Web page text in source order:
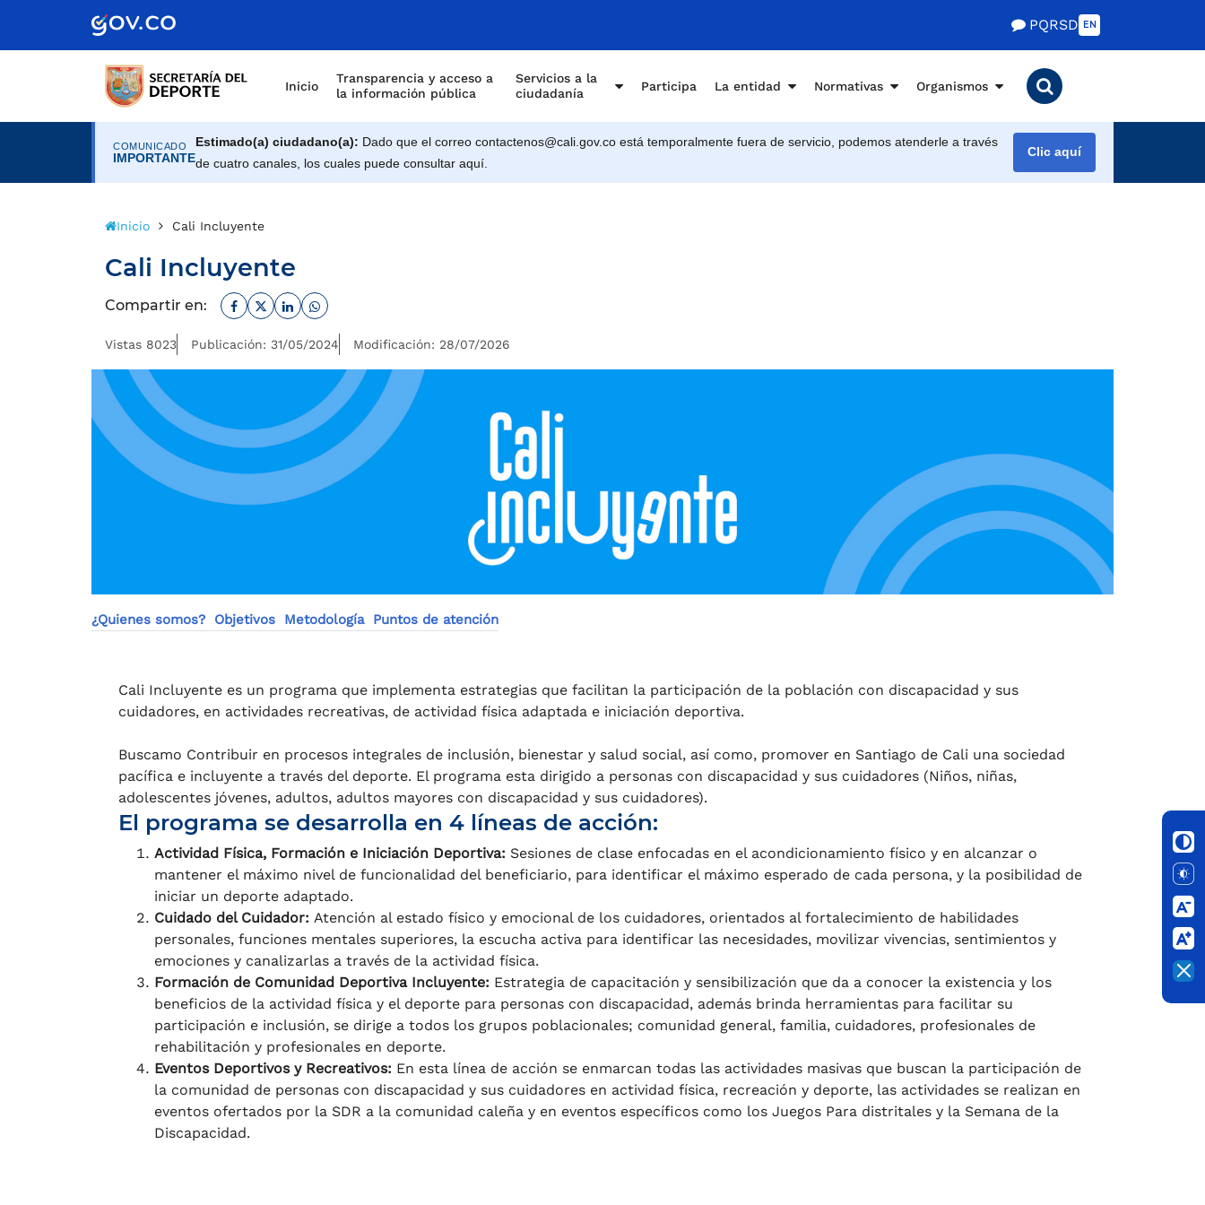
PQRSD EN
Inicio
Transparencia y acceso a
la información pública
Servicios a la
ciudadanía
Participa La entidad Normativas Organismos
COMUNICADO
IMPORTANTE
Estimado(a) ciudadano(a): Dado que el correo contactenos@cali.gov.co está temporalmente fuera de servicio, podemos atenderle a través
de cuatro canales, los cuales puede consultar aquí.
Clic aquí
Inicio Cali Incluyente
Cali Incluyente
Compartir en: Facebook
TwitterLinkedinWhatsapp
Vistas 8023 Publicación: 31/05/2024 Modificación: 28/07/2026
¿Quienes somos? Objetivos Metodología Puntos de atención
Cali Incluyente es un programa que implementa estrategias que facilitan la participación de la población con discapacidad y sus
cuidadores, en actividades recreativas, de actividad física adaptada e iniciación deportiva.
Buscamo Contribuir en procesos integrales de inclusión, bienestar y salud social, así como, promover en Santiago de Cali una sociedad
pacífica e incluyente a través del deporte. El programa esta dirigido a personas con discapacidad y sus cuidadores (Niños, niñas,
adolescentes jóvenes, adultos, adultos mayores con discapacidad y sus cuidadores).
El programa se desarrolla en 4 líneas de acción:
Actividad Física, Formación e Iniciación Deportiva: Sesiones de clase enfocadas en el acondicionamiento físico y en alcanzar o
mantener el máximo nivel de funcionalidad del beneficiario, para identificar el máximo esperado de cada persona, y la posibilidad de
iniciar un deporte adaptado.
Cuidado del Cuidador: Atención al estado físico y emocional de los cuidadores, orientados al fortalecimiento de habilidades
personales, funciones mentales superiores, la escucha activa para identificar las necesidades, movilizar vivencias, sentimientos y
emociones y canalizarlas a través de la actividad física.
Formación de Comunidad Deportiva Incluyente: Estrategia de capacitación y sensibilización que da a conocer la existencia y los
beneficios de la actividad física y el deporte para personas con discapacidad, además brinda herramientas para facilitar su
participación e inclusión, se dirige a todos los grupos poblacionales; comunidad general, familia, cuidadores, profesionales de
rehabilitación y profesionales en deporte.
Eventos Deportivos y Recreativos: En esta línea de acción se enmarcan todas las actividades masivas que buscan la participación de
la comunidad de personas con discapacidad y sus cuidadores en actividad física, recreación y deporte, las actividades se realizan en
eventos ofertados por la SDR a la comunidad caleña y en eventos específicos como los Juegos Para distritales y la Semana de la
Discapacidad.